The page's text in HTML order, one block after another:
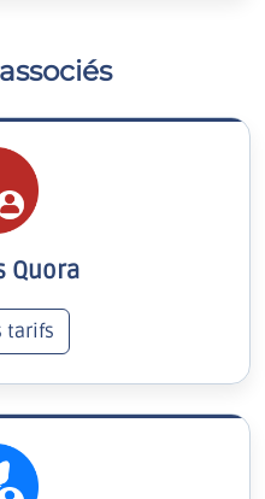
Quora
tarifs